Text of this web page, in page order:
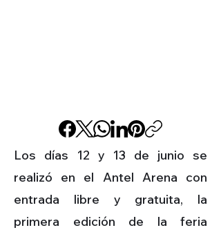
Los días 12 y 13 de junio se
realizó en el Antel Arena con
entrada libre y gratuita, la
primera edición de la feria